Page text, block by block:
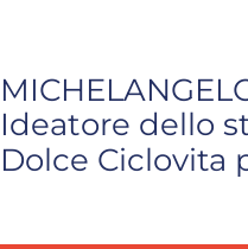
Ideatore dello
Dolce Ciclovita